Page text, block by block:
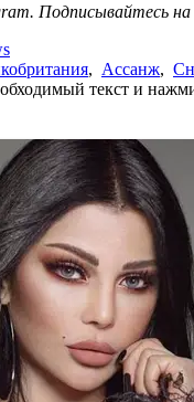
Подписывайтесь
, Ассанж,
текст и